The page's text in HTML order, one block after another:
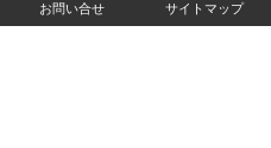
お問い合せ サイトマップ